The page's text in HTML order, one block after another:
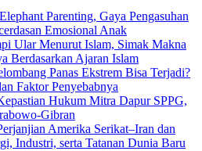
Parenting, Gaya Pengasuhan
Emosional Anak
Ular Menurut Islam, Simak Makna
Berdasarkan Ajaran Islam
Panas Ekstrem Bisa Terjadi?
Faktor Penyebabnya
Hukum Mitra Dapur SPPG,
Gibran
Amerika Serikat–Iran dan
Industri, serta Tatanan Dunia Baru